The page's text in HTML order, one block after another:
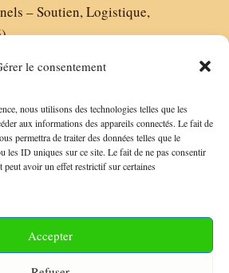
le consentement
nous utilisons des technologies telles que les
aux informations des appareils connectés. Le fait de
permettra de traiter des données telles que le
les ID uniques sur ce site. Le fait de ne pas consentir
peut avoir un effet restrictif sur certaines
Accepter
– Soutien, Logistique,
Boudon, 75016, Paris
de Vente